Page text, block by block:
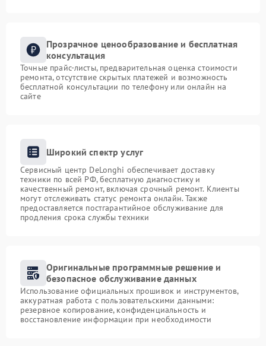
Прозрачное ценообразование и бесплатная
консультация
Точные прайс-листы, предварительная оценка стоимости
ремонта, отсутствие скрытых платежей и возможность
бесплатной консультации по телефону или онлайн на
сайте
Широкий спектр услуг
Сервисный центр DeLonghi обеспечивает доставку
техники по всей РФ, бесплатную диагностику и
качественный ремонт, включая срочный ремонт. Клиенты
могут отслеживать статус ремонта онлайн. Также
предоставляется постгарантийное обслуживание для
продления срока службы техники
Оригинальные программные решение и
безопасное обслуживание данных
Использование официальных прошивок и инструментов,
аккуратная работа с пользовательскими данными:
резервное копирование, конфиденциальность и
восстановление информации при необходимости